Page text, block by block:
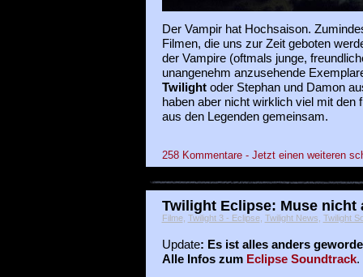
Der Vampir hat Hochsaison.
Filmen, die uns zur Zeit geboten
der Vampire (oftmals junge,
unangenehm anzusehende
Twilightoder Stephan und Damon
haben aber nicht wirklich viel mit den
aus den Legenden gemeinsam.
258 Kommentare - Jetzt einen weiteren
Twilight Eclipse: Muse nicht
Filme, Twilight 3 - Eclipse, Twilight News, Twilight
Update: Es ist alles anders
Alle Infos zumEclipse Soundtrack.